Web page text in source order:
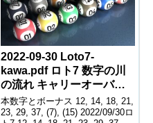
2022-09-30 Loto7-
kawa.pdf ロト7 数字の川
の流れ キャリーオーバー
中! 363,773,865円
本数字とボーナス 12, 14, 18, 21,
23, 29, 37, (7), (15) 2022/09/30ロ